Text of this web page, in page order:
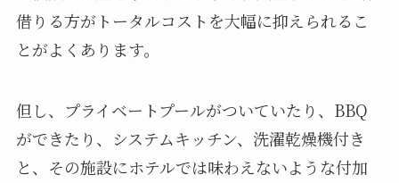
借りる方がトータルコストを大幅に抑えられるこ
とがよくあります。
但し、プライベートプールがついていたり、BBQ
ができたり、システムキッチン、洗濯乾燥機付き
と、その施設にホテルでは味わえないような付加